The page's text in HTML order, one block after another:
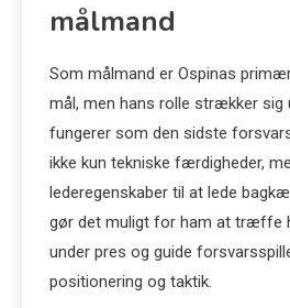
målmand
Som målmand er Ospinas
mål, men hans rolle strækker sig
fungerer som den sidste
ikke kun tekniske færdigheder,
lederegenskaber til at lede
gør det muligt for ham at træffe
under pres og guide
positionering og taktik.